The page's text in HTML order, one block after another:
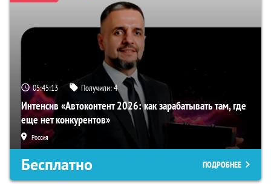
05:45:12 Получили:4
Интенсив «Автоконтент 2026: как зарабатывать там, где
еще нет конкурентов»
Россия
Бесплатно ПОДРОБНЕЕ